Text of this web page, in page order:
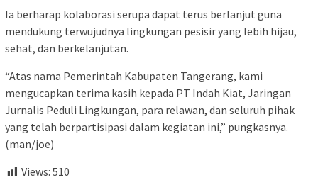
Ia berharap kolaborasi serupa dapat terus berlanjut guna
mendukung terwujudnya lingkungan pesisir yang lebih hijau,
sehat, dan berkelanjutan.
“Atas nama Pemerintah Kabupaten Tangerang, kami
mengucapkan terima kasih kepada PT Indah Kiat, Jaringan
Jurnalis Peduli Lingkungan, para relawan, dan seluruh pihak
yang telah berpartisipasi dalam kegiatan ini,” pungkasnya.
(man/joe)
Views: 510